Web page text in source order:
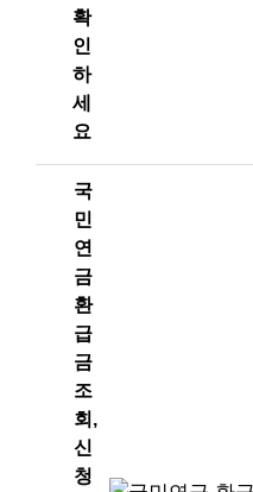
확
인
하
세
요
국
민
연
금
환
급
금
조
회,
신
청